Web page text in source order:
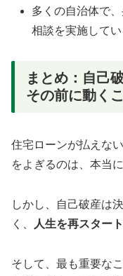
多くの自治体で
相談を実施してい
まとめ：自己
その前に動く
住宅ローンが払えな
をよぎるのは、本当
しかし、自己破産は
く、
人生を再スター
そして、最も重要な